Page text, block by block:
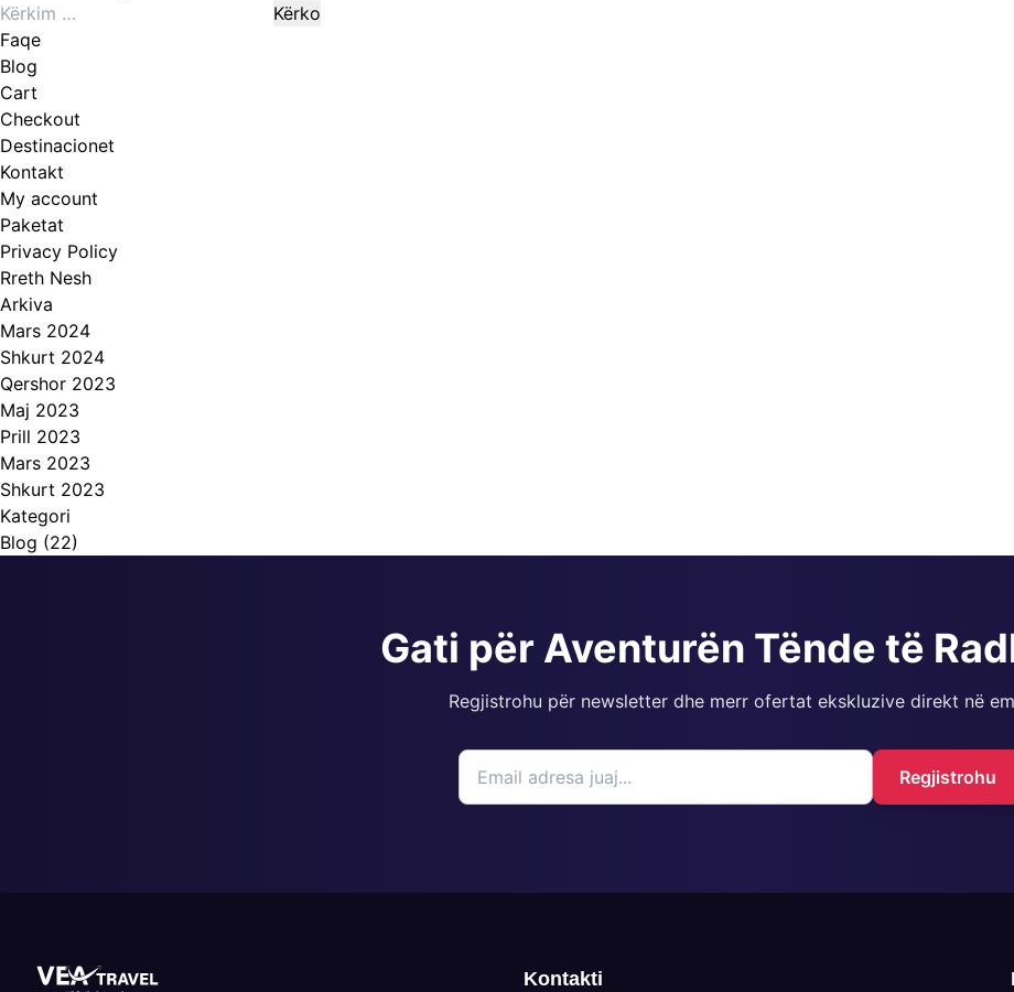
produkt
Kërko
për:
Faqe
Blog
Cart
Checkout
Destinacionet
Kontakt
My account
Paketat
Privacy Policy
Rreth Nesh
Arkiva
Mars 2024
Shkurt 2024
Qershor 2023
Maj 2023
Prill 2023
Mars 2023
Shkurt 2023
Kategori
Blog (22)
Gati për Aventurën Tënde të
Regjistrohu për newsletter dhe merr ofertat ekskluzive direkt në
Regjistrohu
Kontakti